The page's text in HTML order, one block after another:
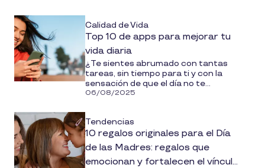
Calidad de Vida
Top 10 de apps para mejorar tu
vida diaria
¿Te sientes abrumado con tantas
tareas, sin tiempo para ti y con la
sensación de que el día no te...
06/08/2025
Tendencias
10 regalos originales para el Día
de las Madres: regalos que
emocionan y fortalecen el vínculo